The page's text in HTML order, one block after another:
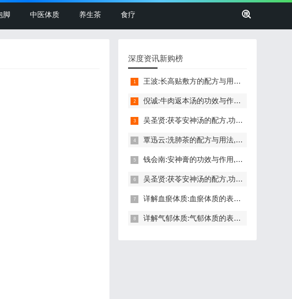
脚 中医体质 养生茶 食疗
深度资讯新购榜
王波:长高贴敷方的配方与用法,功效与禁忌,长高,命门穴,生长激素
倪诚:牛肉返本汤的功效与作用,做法,小孩孕妇能吃吗,补气,健脾
吴圣贤:茯苓安神汤的配方,功效与作用,怎么做,不适合的人,失眠
覃迅云:洗肺茶的配方与用法,功效与禁忌,戒烟,抗雾霾,调咽炎,排痰
钱会南:安神膏的功效与作用,做法,小孩孕妇能吃吗,助眠,安神
吴圣贤:茯苓安神汤的配方,功效与作用,怎么做,不适合的人,失眠
详解血瘀体质:血瘀体质的表现症状,自测题,怎么调理,食疗药膳
详解气郁体质:气郁体质的表现症状,自测题,怎么调理,食疗药膳